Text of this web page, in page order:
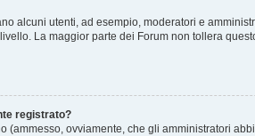
alcuni utenti, ad esempio, moderatori e
La maggior parte dei Forum non tollera
registrato?
ovviamente, che gli amministratori